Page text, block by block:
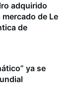
adquirido
de Le
de
ya se